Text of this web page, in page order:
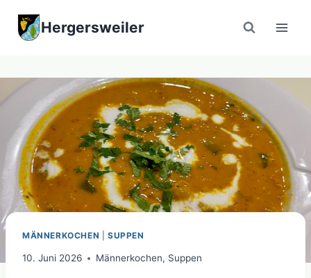
Inhalt
Hergersweiler
MÄNNERKOCHEN SUPPEN
10. Juni 2026 Männerkochen, Suppen